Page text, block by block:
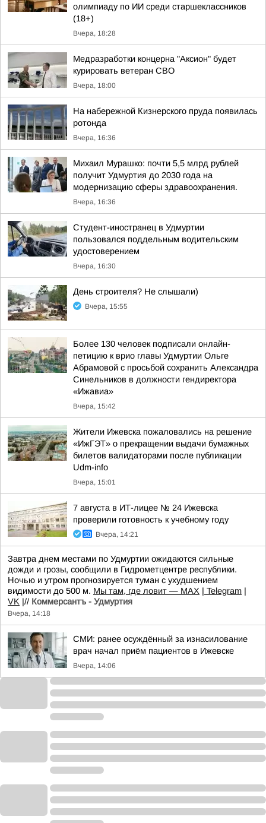
олимпиаду по ИИ среди старшеклассников
(18+)
Вчера, 18:28
Медразработки концерна "Аксион" будет
курировать ветеран СВО
Вчера, 18:00
На набережной Кизнерского пруда появилась
ротонда
Вчера, 16:36
Михаил Мурашко: почти 5,5 млрд рублей
получит Удмуртия до 2030 года на
модернизацию сферы здравоохранения.
Вчера, 16:36
Студент-иностранец в Удмуртии
пользовался поддельным водительским
удостоверением
Вчера, 16:30
День строителя? Не слышали)
Вчера, 15:55
Более 130 человек подписали онлайн-
петицию к врио главы Удмуртии Ольге
Абрамовой с просьбой сохранить Александра
Синельников в должности гендиректора
«Ижавиа»
Вчера, 15:42
Жители Ижевска пожаловались на решение
«ИжГЭТ» о прекращении выдачи бумажных
билетов валидаторами после публикации
Udm-info
Вчера, 15:01
7 августа в ИТ-лицее № 24 Ижевска
проверили готовность к учебному году
Вчера, 14:21
Завтра днем местами по Удмуртии ожидаются сильные
дожди и грозы, сообщили в Гидрометцентре республики.
Ночью и утром прогнозируется туман с ухудшением
видимости до 500 м. Мы там, где ловит — MAX | Telegram |
VK |// Коммерсантъ - Удмуртия
Вчера, 14:18
СМИ: ранее осуждённый за изнасилование
врач начал приём пациентов в Ижевске
Вчера, 14:06